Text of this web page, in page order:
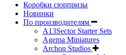
Коробки сюрпризы
Новинки
По производителям
A13Sector Starter Sets
Agema Miniatures
Archon Studios